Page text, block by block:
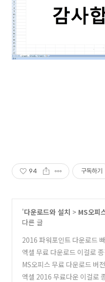
94 구독하기
'다운로드와 설치 > MS오피
다른 글
2016 파워포인트 다운로드
엑셀 무료 다운로드 이걸로
MS오피스 무료 다운로드 버
엑셀 2016 무료다운 이걸로